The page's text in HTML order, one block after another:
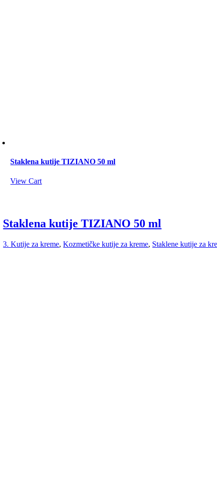
Staklena kutije TIZIANO 50 ml
View Cart
Staklena kutije TIZIANO 50 ml
3. Kutije za kreme,Kozmetičke kutije za kreme, Staklene kutije za